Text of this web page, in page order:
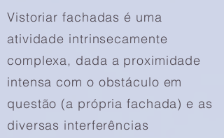
Vistoriar fachadas é uma
atividade intrinsecamente
complexa, dada a proximidade
intensa com o obstáculo em
questão (a própria fachada) e as
diversas interferências